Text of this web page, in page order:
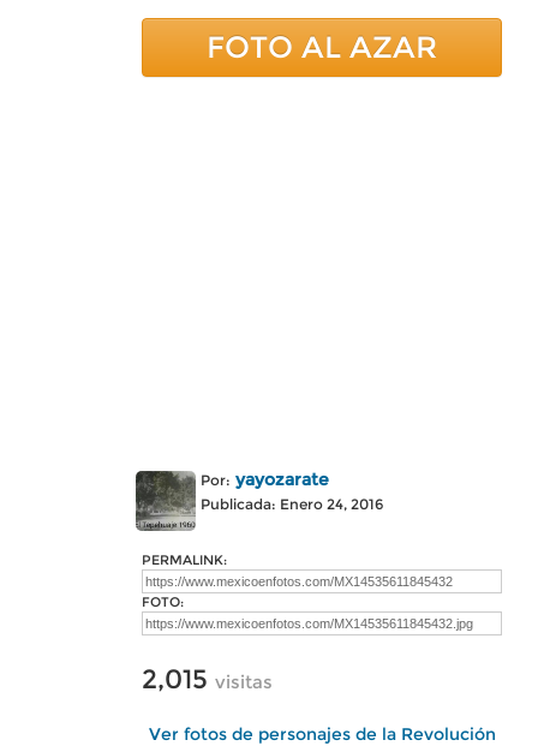
FOTO AL AZAR
Por: yayozarate
Publicada: Enero 24, 2016
PERMALINK:
FOTO:
2,015 visitas
Ver fotos de personajes de la Revolución